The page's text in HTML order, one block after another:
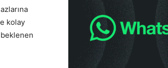
kolay